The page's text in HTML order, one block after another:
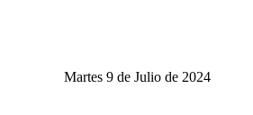
Martes 9 de Julio de 2024